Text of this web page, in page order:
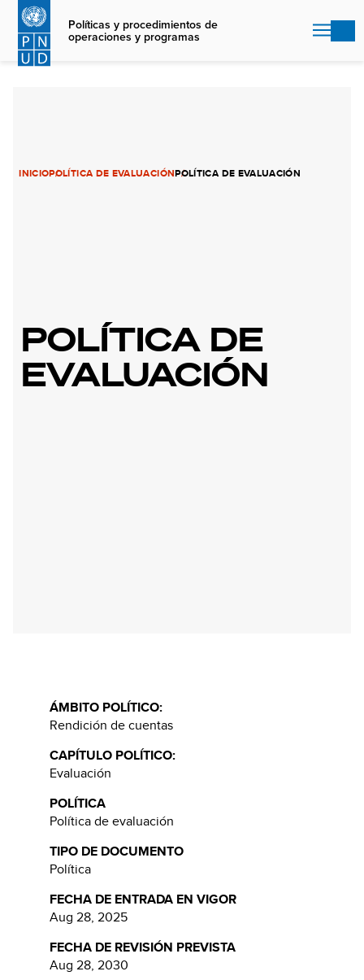
Skip
main
content
Políticas y procedimientos de
operaciones y programas
INICIOPOLÍTICA DE EVALUACIÓNPOLÍTICA DE EVALUACIÓN
POLÍTICA DE
EVALUACIÓN
ÁMBITO POLÍTICO:
Rendición de cuentas
CAPÍTULO POLÍTICO:
Evaluación
POLÍTICA
Política de evaluación
TIPO DE DOCUMENTO
Política
FECHA DE ENTRADA EN VIGOR
Aug 28, 2025
FECHA DE REVISIÓN PREVISTA
Aug 28, 2030